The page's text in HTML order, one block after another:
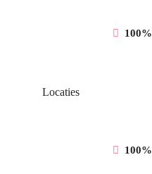
100%
Locaties
100%